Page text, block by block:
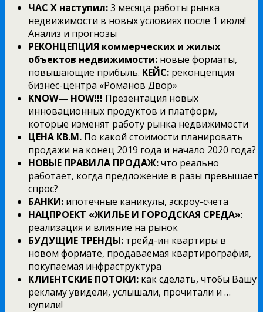
ЧАС Х наступил:3 месяца работы рынка
недвижимости в новых условиях после 1 июля!
Анализ и прогнозы
РЕКОНЦЕПЦИЯ коммерческих и жилых
объектов недвижимости: новые форматы,
повышающие прибыль. КЕЙС: реконцепция
бизнес-центра «Романов Двор»
KNOW— HOW!!! Презентация новых
инновационных продуктов и платформ,
которые изменят работу рынка недвижимости
ЦЕНА КВ.М. По какой стоимости планировать
продажи на конец 2019 года и начало 2020 года?
НОВЫЕ ПРАВИЛА ПРОДАЖ:что реально
работает, когда предложение в разы превышает
спрос?
БАНКИ: ипотечные каникулы, эскроу-счета
НАЦПРОЕКТ «ЖИЛЬЕ И ГОРОДСКАЯ СРЕДА»:
реализация и влияние на рынок
БУДУЩИЕ ТРЕНДЫ: трейд-ин квартиры в
новом формате, продаваемая квартирография,
покупаемая инфраструктура
КЛИЕНТСКИЕ ПОТОКИ: как сделать, чтобы Вашу
рекламу увидели, услышали, прочитали и …
купили!